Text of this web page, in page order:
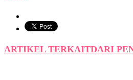
ARTIKEL TERKAITDARI